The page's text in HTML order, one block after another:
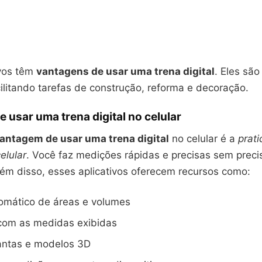
têm vantagens de usar uma trena digital. Eles
tarefas de construção, reforma e decoração.
usar uma trena digital no celular
de usar uma trena digital no celular é a
. Você faz medições rápidas e precisas sem
disso, esses aplicativos oferecem recursos como:
de áreas e volumes
as medidas exibidas
e modelos 3D